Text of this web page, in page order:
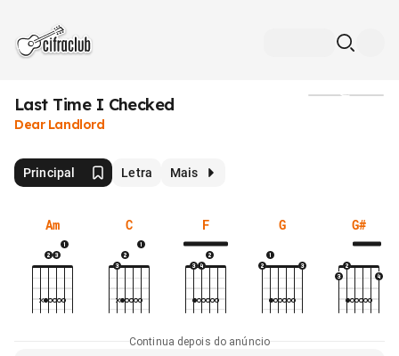
Last Time I Checked
Dear Landlord
Principal Letra Mais
Am C F G G#
Continua depois do anúncio